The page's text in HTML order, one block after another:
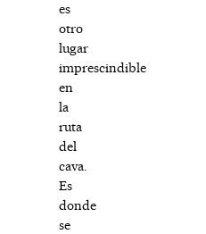
es
otro
lugar
imprescindible
en
la
ruta
del
cava.
Es
donde
se